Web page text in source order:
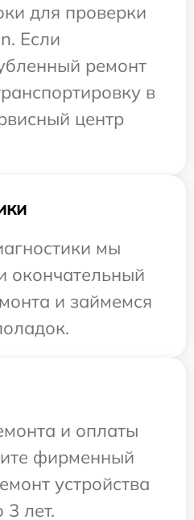
для проверки
Если
ремонт
в
центр
мы
окончательный
и займемся
и оплаты
фирменный
устройства
лет.